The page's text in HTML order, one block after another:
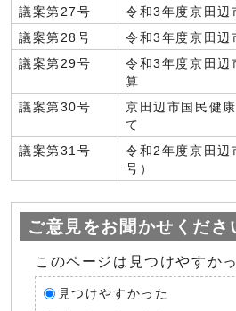
議案第27号
令和3年度京田辺
議案第28号
令和3年度京田辺
議案第29号
令和3年度京田辺
算
議案第30号
京田辺市国民健
て
議案第31号
令和2年度京田辺
号）
ご意見をお聞かせくださ
このページは見つけやすか
見つけやすかった